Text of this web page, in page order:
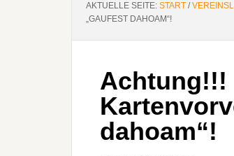
AKTUELLE SEITE: START /
„GAUFEST DAHOAM“!
Achtung!!!
dahoam“!